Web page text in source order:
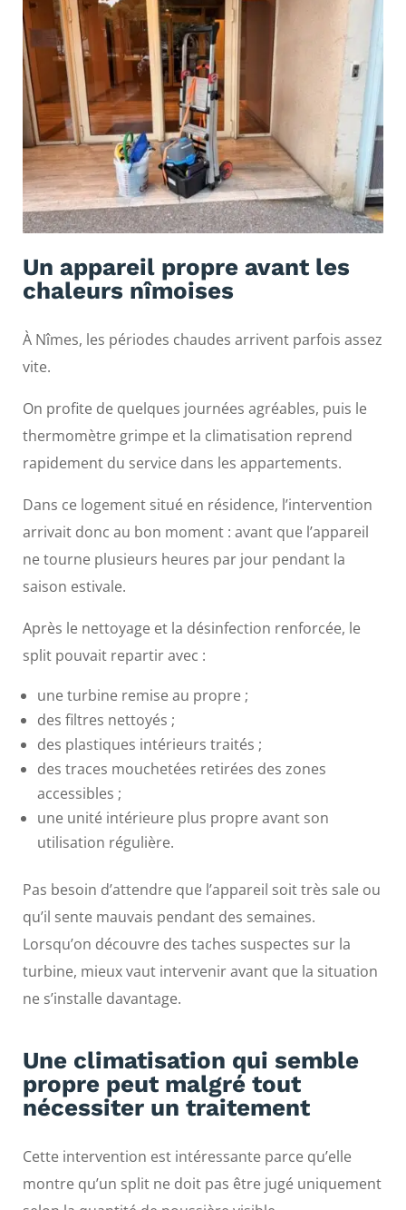
Un appareil propre avant les
chaleurs nîmoises
À Nîmes, les périodes chaudes arrivent parfois assez
vite.
On profite de quelques journées agréables, puis le
thermomètre grimpe et la climatisation reprend
rapidement du service dans les appartements.
Dans ce logement situé en résidence, l’intervention
arrivait donc au bon moment : avant que l’appareil
ne tourne plusieurs heures par jour pendant la
saison estivale.
Après le nettoyage et la désinfection renforcée, le
split pouvait repartir avec :
une turbine remise au propre ;
des filtres nettoyés ;
des plastiques intérieurs traités ;
des traces mouchetées retirées des zones
accessibles ;
une unité intérieure plus propre avant son
utilisation régulière.
Pas besoin d’attendre que l’appareil soit très sale ou
qu’il sente mauvais pendant des semaines.
Lorsqu’on découvre des taches suspectes sur la
turbine, mieux vaut intervenir avant que la situation
ne s’installe davantage.
Une climatisation qui semble
propre peut malgré tout
nécessiter un traitement
Cette intervention est intéressante parce qu’elle
montre qu’un split ne doit pas être jugé uniquement